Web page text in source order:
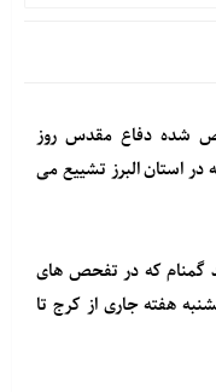
تفحص شده دفاع مقدس روز
استان البرز تشییع می
پیکرهای مطهر این ۲ شهید گمنام که در تفحص های
هفته جاری از کرج تا